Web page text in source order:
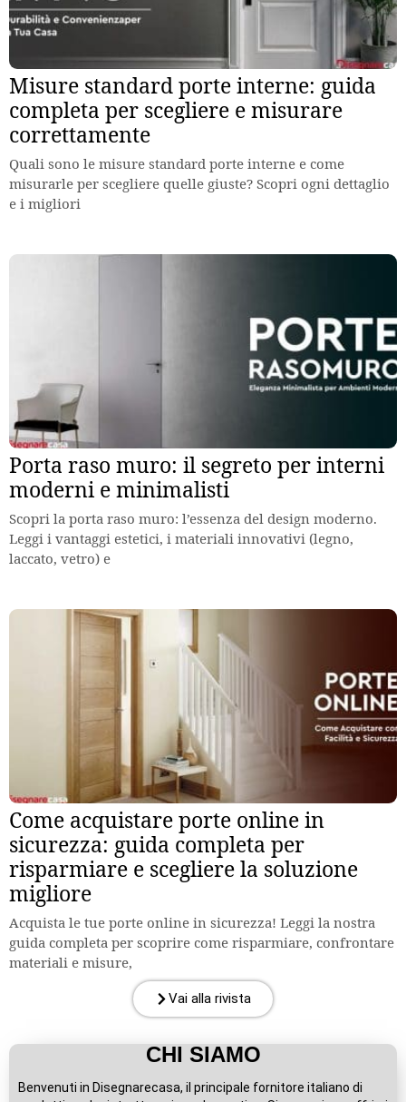
Misure standard porte interne: guida
completa per scegliere e misurare
correttamente
Quali sono le misure standard porte interne e come
misurarle per scegliere quelle giuste? Scopri ogni dettaglio
e i migliori
Porta raso muro: il segreto per interni
moderni e minimalisti
Scopri la porta raso muro: l’essenza del design moderno.
Leggi i vantaggi estetici, i materiali innovativi (legno,
laccato, vetro) e
Come acquistare porte online in
sicurezza: guida completa per
risparmiare e scegliere la soluzione
migliore
Acquista le tue porte online in sicurezza! Leggi la nostra
guida completa per scoprire come risparmiare, confrontare
materiali e misure,
Vai alla rivista
CHI SIAMO
Benvenuti in Disegnarecasa, il principale fornitore italiano di